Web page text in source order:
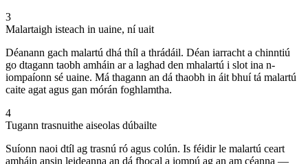
3
Malartaigh isteach in uaine, ní uait
Déanann gach malartú dhá thíl a thrádáil. Déan iarracht a chinntiú
go dtagann taobh amháin ar a laghad den mhalartú i slot ina n-
iompaíonn sé uaine. Má thagann an dá thaobh in áit bhuí tá malartú
caite agat agus gan mórán foghlamtha.
4
Tugann trasnuithe aiseolas dúbailte
Suíonn naoi dtíl ag trasnú ró agus colún. Is féidir le malartú ceart
amháin ansin leideanna an dá fhocal a iompú ag an am céanna —